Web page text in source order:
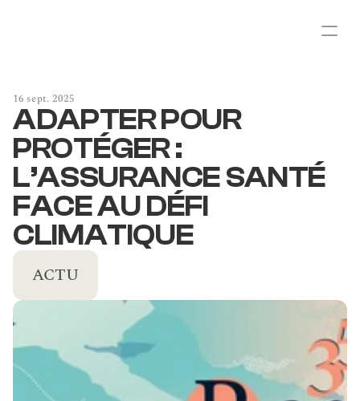
16 sept. 2025
ADAPTER POUR
PROTÉGER :
L’ASSURANCE SANTÉ
FACE AU DÉFI
CLIMATIQUE
ACTU